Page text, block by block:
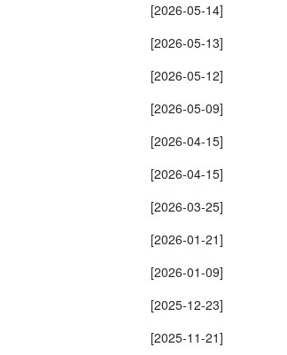
[2026-05-14]
[2026-05-13]
[2026-05-12]
[2026-05-09]
[2026-04-15]
[2026-04-15]
[2026-03-25]
[2026-01-21]
[2026-01-09]
[2025-12-23]
[2025-11-21]